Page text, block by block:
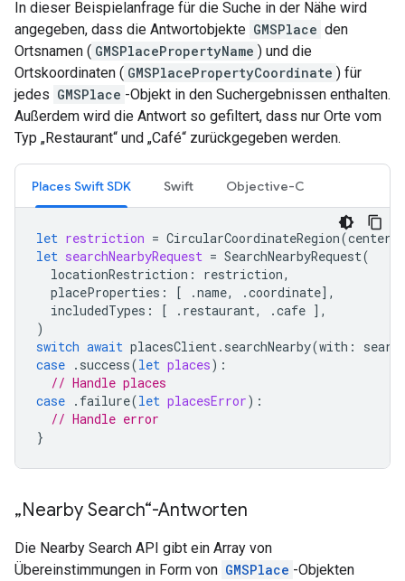
In dieser Beispielanfrage für die Suche in der Nähe wird
angegeben, dass die Antwortobjekte GMSPlace den
Ortsnamen ( GMSPlacePropertyName ) und die
Ortskoordinaten ( GMSPlacePropertyCoordinate ) für
jedes GMSPlace -Objekt in den Suchergebnissen enthalten.
Außerdem wird die Antwort so gefiltert, dass nur Orte vom
Typ „Restaurant“ und „Café“ zurückgegeben werden.
Places Swift SDK Swift Objective-C
let restriction = CircularCoordinateRegion(center
let searchNearbyRequest = SearchNearbyRequest(
locationRestriction : restriction,
placeProperties : [ .name, .coordinate],
includedTypes : [ . restaurant, .cafe ],
)
switch await placesClient. searchNearby(with :
case . success(let places):
// Handle places
case . failure(let placesError):
// Handle error
}
„Nearby Search“-Antworten
Die Nearby Search API gibt ein Array von
Übereinstimmungen in Form von GMSPlace -Objekten